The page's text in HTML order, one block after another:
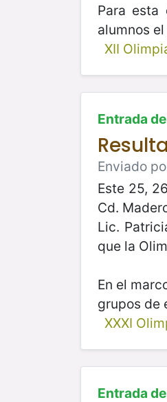
Para esta
alumnos
XII
Entrada
Enviado
Este 25,
Cd.
Lic.
que la
En el
grupos de
XXXI
Entrada